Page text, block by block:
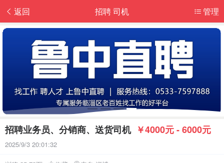
返回 管理
招聘 司机
招聘业务员、分销商、送货司机 ￥4000元 - 6000元
2025/9/3 20:01:32